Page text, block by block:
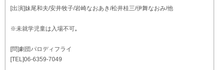
[出演]妹尾和夫/安井牧子/岩崎なおあき/松井桂三/伊舞なおみ/他
※未就学児童は入場不可｡
[問]劇団パロディフライ
[TEL]06-6359-7049